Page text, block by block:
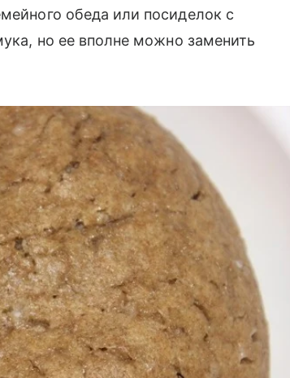
обеда или посиделок с
но ее вполне можно заменить